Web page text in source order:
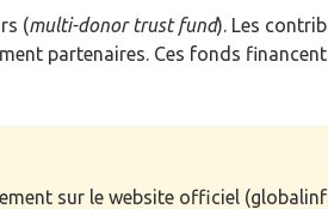
(multi-donor trust fund). Les
partenaires. Ces fonds
sur le website officiel